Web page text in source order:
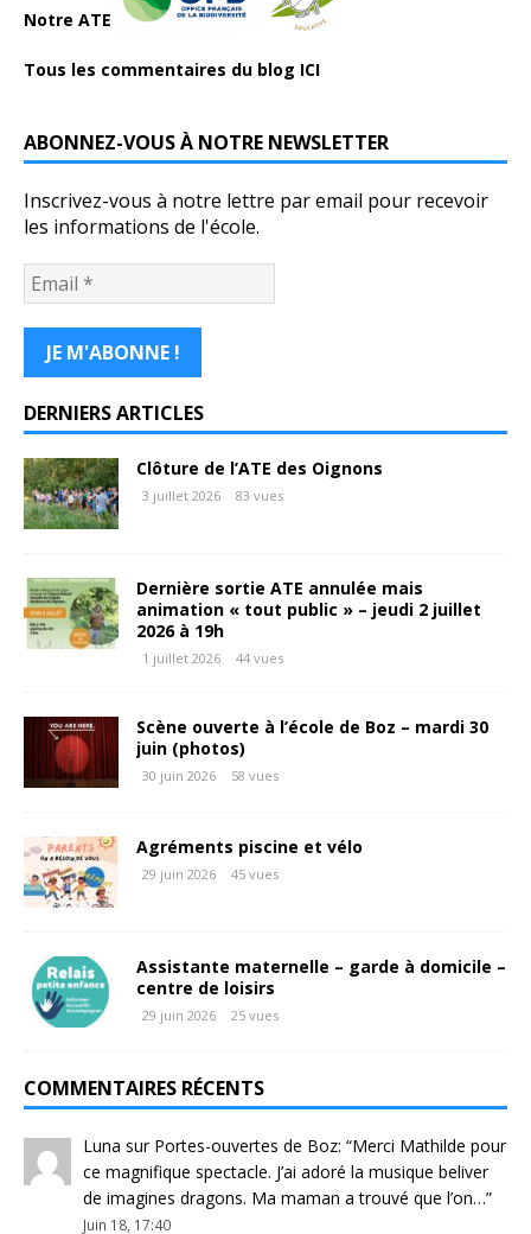
Notre ATE
Tous les commentaires du blog ICI
ABONNEZ-VOUS À NOTRE NEWSLETTER
Inscrivez-vous à notre lettre par email pour recevoir
les informations de l'école.
DERNIERS ARTICLES
Clôture de l’ATE des Oignons
3 juillet 2026 83 vues
Dernière sortie ATE annulée mais
animation « tout public » – jeudi 2 juillet
2026 à 19h
1 juillet 2026 44 vues
Scène ouverte à l’école de Boz – mardi 30
juin (photos)
30 juin 2026 58 vues
Agréments piscine et vélo
29 juin 2026 45 vues
Assistante maternelle – garde à domicile –
centre de loisirs
29 juin 2026 25 vues
COMMENTAIRES RÉCENTS
Luna sur Portes-ouvertes de Boz: “Merci Mathilde pour
ce magnifique spectacle. J’ai adoré la musique beliver
de imagines dragons. Ma maman a trouvé que l’on…”
Juin 18, 17:40